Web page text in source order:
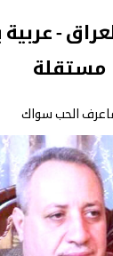
-
مستقلة
الحب سواك